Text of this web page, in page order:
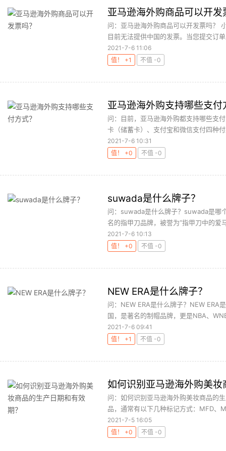
亚马逊海外购商品可以开发
问：亚马逊海外购商品可以开发票吗？
目前无法提供中国的发票。当您提交订
2021-7-6 11:06
值！ +1
不值 -0
亚马逊海外购支持哪些支付
问：目前，亚马逊海外购都支持哪些支
卡（储蓄卡）、支付宝和微信支付四种
2021-7-6 10:31
值！ +0
不值 -0
suwada是什么牌子？
问：suwada是什么牌子？suwada是哪
名的指甲刀品牌，被誉为“指甲刀中的爱
2021-7-6 10:13
值！ +0
不值 -0
NEW ERA是什么牌子？
问：NEW ERA是什么牌子？NEW ERA
国，是著名的制帽品牌，更是NBA、
2021-7-6 09:41
值！ +1
不值 -0
如何识别亚马逊海外购美
问：如何识别亚马逊海外购美妆商品的
品，通常有以下几种标记方式：MFD、
2021-7-5 16:05
值！ +0
不值 -0